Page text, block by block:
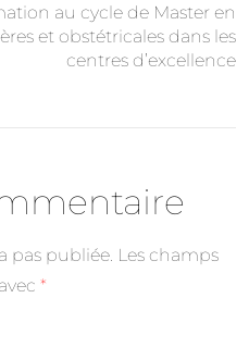
au cycle de Master en
et obstétricales dans les
centres d’excellence
pas publiée. Les champs
*